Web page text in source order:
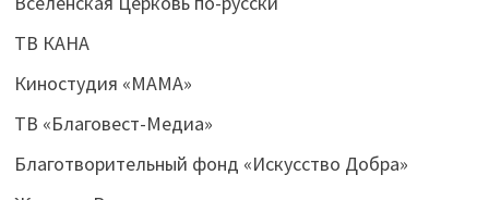
ТВ КАНА
Киностудия «МАМА»
ТВ «Благовест-Медиа»
Благотворительный фонд «Искусство Добра»